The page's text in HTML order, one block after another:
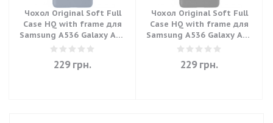
Чохол Original Soft Full
Case HQ with frame для
Samsung A536 Galaxy A53
5G - Blue
229грн.
Чохол Original Soft Full
Case HQ with frame для
Samsung A536 Galaxy A53
5G - Black
229грн.